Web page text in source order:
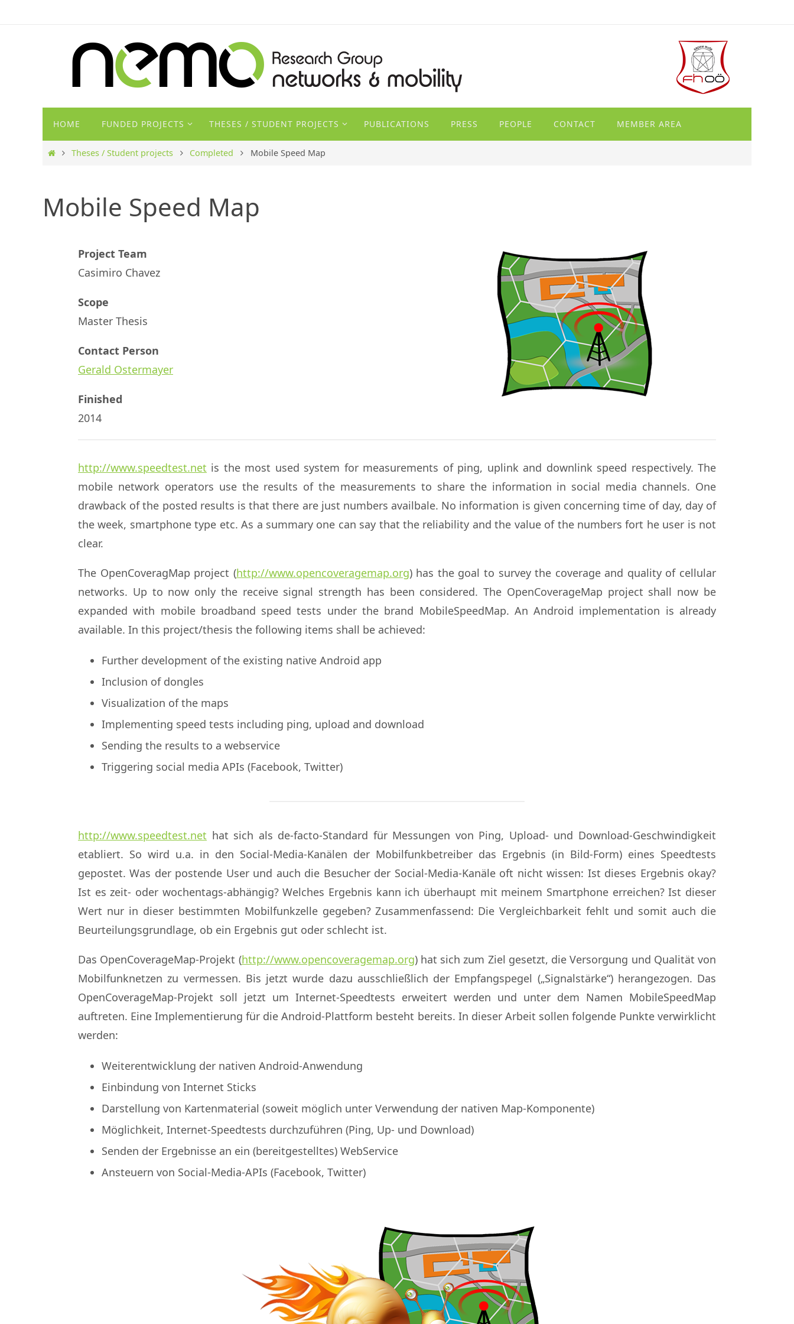
Inhalt
springen
HOME FUNDED PROJECTS THESES / STUDENT PROJECTS PUBLICATIONS PRESS PEOPLE CONTACT MEMBER AREA
StartTheses / Student projects Completed Mobile Speed Map
Mobile Speed Map
Project Team
Casimiro Chavez
Scope
Master Thesis
Contact Person
Gerald Ostermayer
Finished
2014
http://www.speedtest.net is the most used system for measurements of ping, uplink and downlink speed respectively. The
mobile network operators use the results of the measurements to share the information in social media channels. One
drawback of the posted results is that there are just numbers availbale. No information is given concerning time of day, day of
the week, smartphone type etc. As a summary one can say that the reliability and the value of the numbers fort he user is not
clear.
The OpenCoveragMap project (http://www.opencoveragemap.org) has the goal to survey the coverage and quality of cellular
networks. Up to now only the receive signal strength has been considered. The OpenCoverageMap project shall now be
expanded with mobile broadband speed tests under the brand MobileSpeedMap. An Android implementation is already
available. In this project/thesis the following items shall be achieved:
Further development of the existing native Android app
Inclusion of dongles
Visualization of the maps
Implementing speed tests including ping, upload and download
Sending the results to a webservice
Triggering social media APIs (Facebook, Twitter)
http://www.speedtest.net hat sich als de-facto-Standard für Messungen von Ping, Upload- und Download-Geschwindigkeit
etabliert. So wird u.a. in den Social-Media-Kanälen der Mobilfunkbetreiber das Ergebnis (in Bild-Form) eines Speedtests
gepostet. Was der postende User und auch die Besucher der Social-Media-Kanäle oft nicht wissen: Ist dieses Ergebnis okay?
Ist es zeit- oder wochentags-abhängig? Welches Ergebnis kann ich überhaupt mit meinem Smartphone erreichen? Ist dieser
Wert nur in dieser bestimmten Mobilfunkzelle gegeben? Zusammenfassend: Die Vergleichbarkeit fehlt und somit auch die
Beurteilungsgrundlage, ob ein Ergebnis gut oder schlecht ist.
Das OpenCoverageMap-Projekt (http://www.opencoveragemap.org) hat sich zum Ziel gesetzt, die Versorgung und Qualität von
Mobilfunknetzen zu vermessen. Bis jetzt wurde dazu ausschließlich der Empfangspegel („Signalstärke“) herangezogen. Das
OpenCoverageMap-Projekt soll jetzt um Internet-Speedtests erweitert werden und unter dem Namen MobileSpeedMap
auftreten. Eine Implementierung für die Android-Plattform besteht bereits. In dieser Arbeit sollen folgende Punkte verwirklicht
werden:
Weiterentwicklung der nativen Android-Anwendung
Einbindung von Internet Sticks
Darstellung von Kartenmaterial (soweit möglich unter Verwendung der nativen Map-Komponente)
Möglichkeit, Internet-Speedtests durchzuführen (Ping, Up- und Download)
Senden der Ergebnisse an ein (bereitgestelltes) WebService
Ansteuern von Social-Media-APIs (Facebook, Twitter)